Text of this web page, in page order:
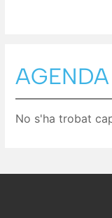
AGENDA
No s'ha trobat